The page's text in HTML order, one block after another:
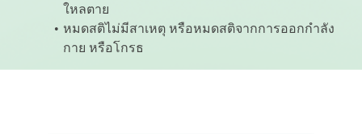
ใหลตาย
หมดสติไม่มีสาเหตุ หรือหมดสติจากการออกกำลัง
กาย หรือโกรธ